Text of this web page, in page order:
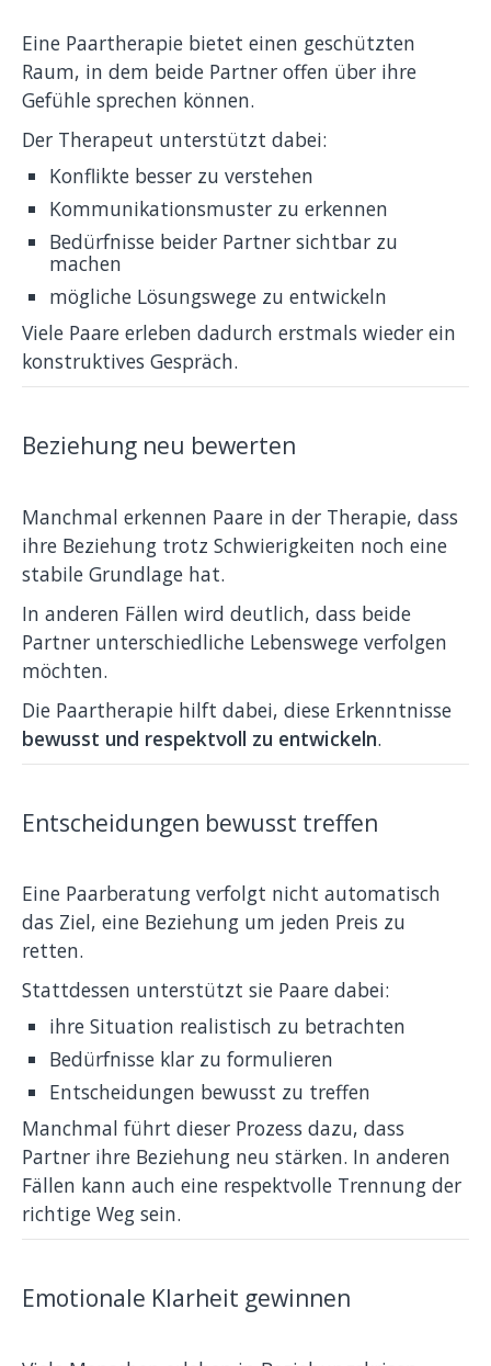
Eine Paartherapie bietet einen geschützten
Raum, in dem beide Partner offen über ihre
Gefühle sprechen können.
Der Therapeut unterstützt dabei:
Konflikte besser zu verstehen
Kommunikationsmuster zu erkennen
Bedürfnisse beider Partner sichtbar zu
machen
mögliche Lösungswege zu entwickeln
Viele Paare erleben dadurch erstmals wieder ein
konstruktives Gespräch.
Beziehung neu bewerten
Manchmal erkennen Paare in der Therapie, dass
ihre Beziehung trotz Schwierigkeiten noch eine
stabile Grundlage hat.
In anderen Fällen wird deutlich, dass beide
Partner unterschiedliche Lebenswege verfolgen
möchten.
Die Paartherapie hilft dabei, diese Erkenntnisse
bewusst und respektvoll zu entwickeln.
Entscheidungen bewusst treffen
Eine Paarberatung verfolgt nicht automatisch
das Ziel, eine Beziehung um jeden Preis zu
retten.
Stattdessen unterstützt sie Paare dabei:
ihre Situation realistisch zu betrachten
Bedürfnisse klar zu formulieren
Entscheidungen bewusst zu treffen
Manchmal führt dieser Prozess dazu, dass
Partner ihre Beziehung neu stärken. In anderen
Fällen kann auch eine respektvolle Trennung der
richtige Weg sein.
Emotionale Klarheit gewinnen